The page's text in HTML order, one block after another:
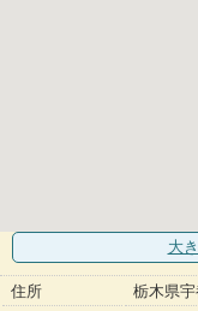
大
住所
栃木県